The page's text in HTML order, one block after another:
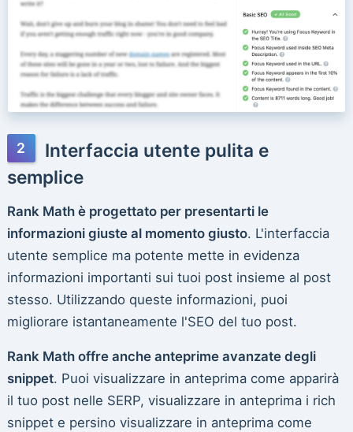
Interfaccia utente pulita e
semplice
Rank Math è progettato per presentarti le
informazioni giuste al momento giusto. L'interfaccia
utente semplice ma potente mette in evidenza
informazioni importanti sui tuoi post insieme al post
stesso. Utilizzando queste informazioni, puoi
migliorare istantaneamente l'SEO del tuo post.
Rank Math offre anche anteprime avanzate degli
snippet. Puoi visualizzare in anteprima come apparirà
il tuo post nelle SERP, visualizzare in anteprima i rich
snippet e persino visualizzare in anteprima come